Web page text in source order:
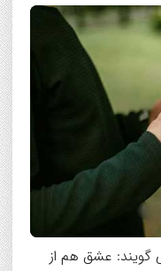
گویند: عشق هم از